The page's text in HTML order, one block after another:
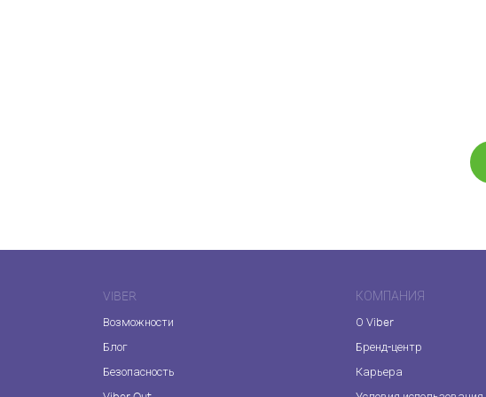
VIBER
Возможности
Блог
Безопасность
КОМПАНИЯ
О Viber
Бренд-центр
Карьера